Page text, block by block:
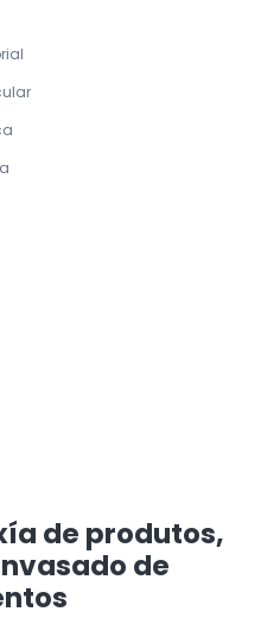
de produtos,
de